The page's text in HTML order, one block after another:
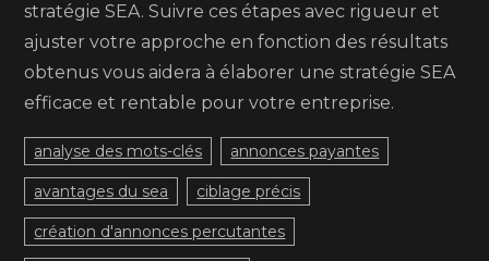
stratégie SEA. Suivre ces étapes avec rigueur et
ajuster votre approche en fonction des résultats
obtenus vous aidera à élaborer une stratégie SEA
efficace et rentable pour votre entreprise.
analyse des mots-clés annonces payantes
avantages du sea ciblage précis
création d'annonces percutantes